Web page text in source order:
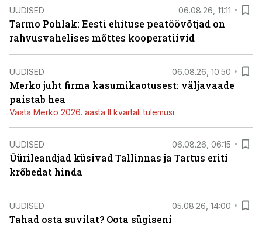
UUDISED 06.08.26, 11:11
Tarmo Pohlak: Eesti ehituse peatöövõtjad on
rahvusvahelises mõttes kooperatiivid
UUDISED 06.08.26, 10:50
Merko juht firma kasumikaotusest: väljavaade
paistab hea
Vaata Merko 2026. aasta II kvartali tulemusi
UUDISED 06.08.26, 06:15
Üürileandjad küsivad Tallinnas ja Tartus eriti
krõbedat hinda
UUDISED 05.08.26, 14:00
Tahad osta suvilat? Oota sügiseni